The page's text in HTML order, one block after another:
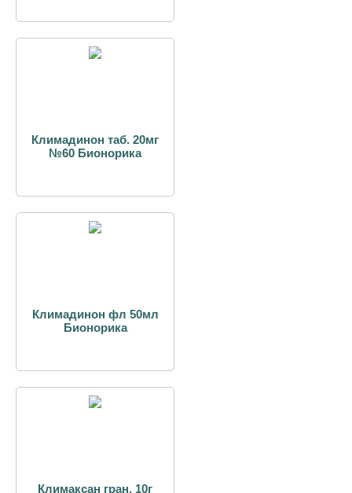
Климадинон таб. 20мг
№60 Бионорика
Климадинон фл 50мл
Бионорика
Климаксан гран. 10г